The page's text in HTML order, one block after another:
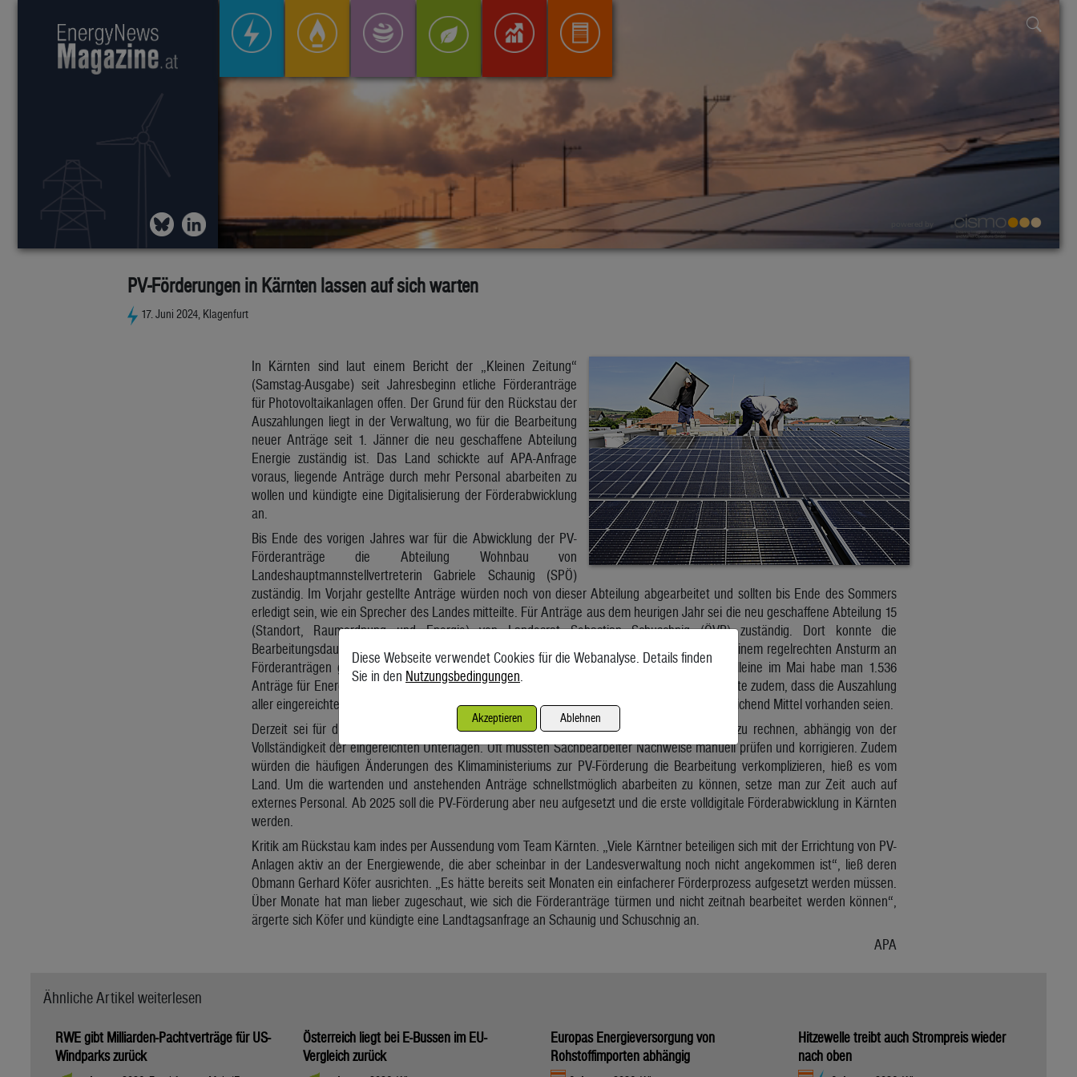
PV-Förderungen in Kärnten lassen auf sich warten
17. Juni 2024, Klagenfurt
In Kärnten sind laut einem Bericht der „Kleinen Zeitung“
(Samstag-Ausgabe) seit Jahresbeginn etliche Förderanträge
für Photovoltaikanlagen offen. Der Grund für den Rückstau der
Auszahlungen liegt in der Verwaltung, wo für die Bearbeitung
neuer Anträge seit 1. Jänner die neu geschaffene Abteilung
Energie zuständig ist. Das Land schickte auf APA-Anfrage
voraus, liegende Anträge durch mehr Personal abarbeiten zu
wollen und kündigte eine Digitalisierung der Förderabwicklung
an.
Bis Ende des vorigen Jahres war für die Abwicklung der PV-
Förderanträge die Abteilung Wohnbau von
Landeshauptmannstellvertreterin Gabriele Schaunig (SPÖ)
zuständig. Im Vorjahr gestellte Anträge würden noch von dieser Abteilung abgearbeitet und sollten bis Ende des Sommers
erledigt sein, wie ein Sprecher des Landes mitteilte. Für Anträge aus dem heurigen Jahr sei die neu geschaffene Abteilung 15
(Standort, Raumordnung und Energie) von Landesrat Sebastian Schuschnig (ÖVP) zuständig. Dort konnte die
Bearbeitungsdauer laut dem Sprecher sogar schon fast halbiert werden, man stehe jedoch einem regelrechten Ansturm an
Förderanträgen gegenüber. So hätten sich die Antragszahlen seit 2021 vervierfacht und alleine im Mai habe man 1.536
Anträge für Energie-Förderungen inklusive PV positiv erledigt und ausbezahlt. Das Land betonte zudem, dass die Auszahlung
aller eingereichten Förderungen gesichert sei und auch für die neuen Anträge im Budget ausreichend Mittel vorhanden seien.
Derzeit sei für die Abwicklung eines Antrages mit einer Dauer von vier bis fünf Monaten zu rechnen, abhängig von der
Vollständigkeit der eingereichten Unterlagen. Oft müssten Sachbearbeiter Nachweise manuell prüfen und korrigieren. Zudem
würden die häufigen Änderungen des Klimaministeriums zur PV-Förderung die Bearbeitung verkomplizieren, hieß es vom
Land. Um die wartenden und anstehenden Anträge schnellstmöglich abarbeiten zu können, setze man zur Zeit auch auf
externes Personal. Ab 2025 soll die PV-Förderung aber neu aufgesetzt und die erste volldigitale Förderabwicklung in Kärnten
werden.
Kritik am Rückstau kam indes per Aussendung vom Team Kärnten. „Viele Kärntner beteiligen sich mit der Errichtung von PV-
Anlagen aktiv an der Energiewende, die aber scheinbar in der Landesverwaltung noch nicht angekommen ist“, ließ deren
Obmann Gerhard Köfer ausrichten. „Es hätte bereits seit Monaten ein einfacherer Förderprozess aufgesetzt werden müssen.
Über Monate hat man lieber zugeschaut, wie sich die Förderanträge türmen und nicht zeitnah bearbeitet werden können“,
ärgerte sich Köfer und kündigte eine Landtagsanfrage an Schaunig und Schuschnig an.
APA
Ähnliche Artikel weiterlesen
RWE gibt Milliarden-Pachtverträge für US-
Windparks zurück
Österreich liegt bei E-Bussen im EU-
Vergleich zurück
Europas Energieversorgung von
Rohstoffimporten abhängig
Hitzewelle treibt auch Strompreis wieder
nach oben
Diese Webseite verwendet Cookies für die Webanalyse. Details finden
Sie in den Nutzungsbedingungen.
Akzeptieren Ablehnen